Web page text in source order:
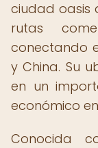
ciudad oasis
rutas
conectando
y China. Su
en un
económico
Conocida